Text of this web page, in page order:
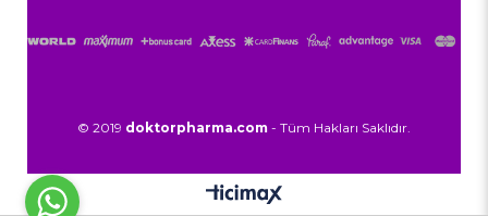
© 2019 doktorpharma.com - Tüm Hakları Saklıdır.